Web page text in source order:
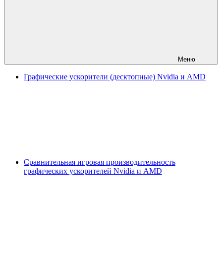
Меню
Графические ускорители (десктопные) Nvidia и AMD
Сравнительная игровая производительность
графических ускорителей Nvidia и AMD